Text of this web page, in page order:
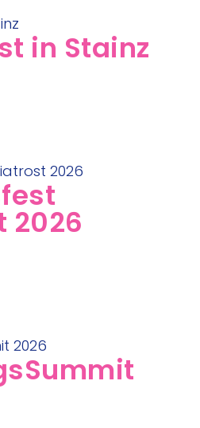
in Stainz
2026